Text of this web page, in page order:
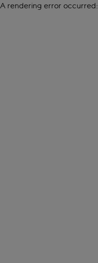
A rendering error occurred: